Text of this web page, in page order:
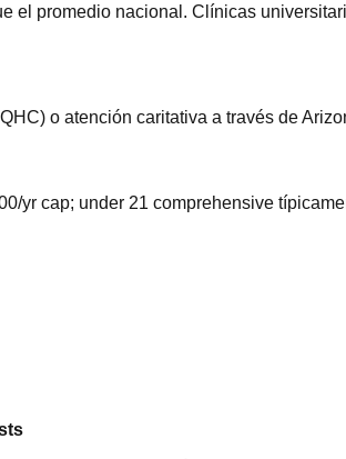
el promedio nacional. Clínicas
o atención caritativa a través de
cap; under 21 comprehensive